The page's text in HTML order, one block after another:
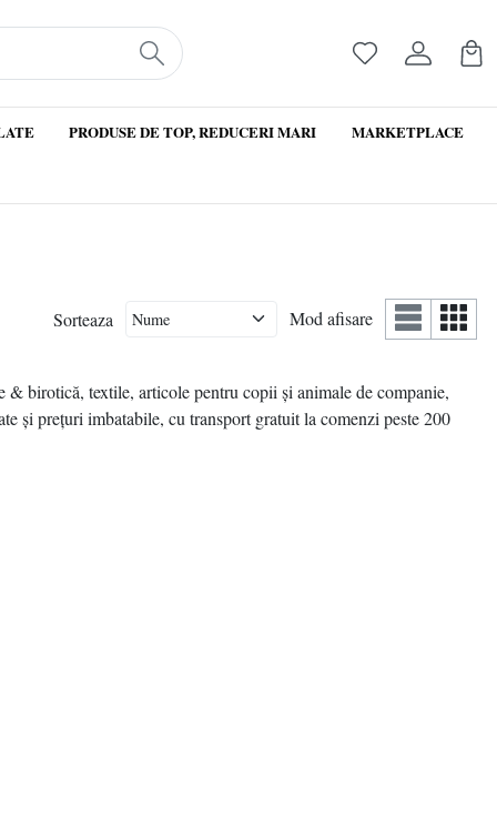
PRODUSE DE TOP, REDUCERI MARI MARKETPLACE
Sorteaza Mod afisare
& birotică, textile, articole pentru copii și animale de companie,
și prețuri imbatabile, cu transport gratuit la comenzi peste 200